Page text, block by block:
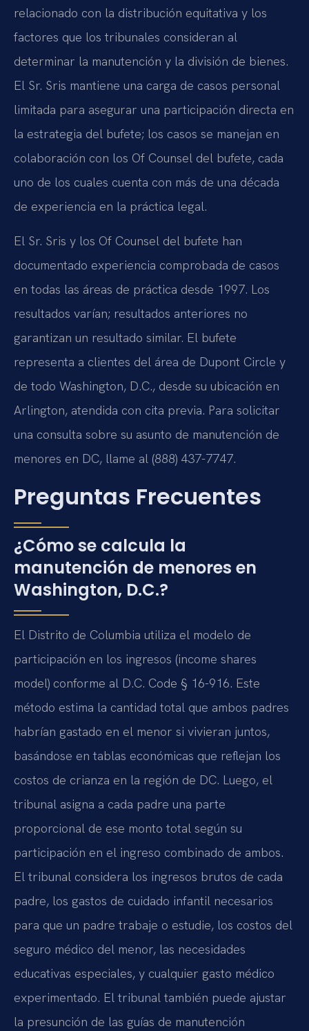
relacionado con la distribución equitativa y los
factores que los tribunales consideran al
determinar la manutención y la división de bienes.
El Sr. Sris mantiene una carga de casos personal
limitada para asegurar una participación directa en
la estrategia del bufete; los casos se manejan en
colaboración con los Of Counsel del bufete, cada
uno de los cuales cuenta con más de una década
de experiencia en la práctica legal.
El Sr. Sris y los Of Counsel del bufete han
documentado experiencia comprobada de casos
en todas las áreas de práctica desde 1997. Los
resultados varían; resultados anteriores no
garantizan un resultado similar. El bufete
representa a clientes del área de Dupont Circle y
de todo Washington, D.C., desde su ubicación en
Arlington, atendida con cita previa. Para solicitar
una consulta sobre su asunto de manutención de
menores en DC, llame al (888) 437-7747.
Preguntas Frecuentes
¿Cómo se calcula la
manutención de menores en
Washington, D.C.?
El Distrito de Columbia utiliza el modelo de
participación en los ingresos (income shares
model) conforme al D.C. Code § 16-916. Este
método estima la cantidad total que ambos padres
habrían gastado en el menor si vivieran juntos,
basándose en tablas económicas que reflejan los
costos de crianza en la región de DC. Luego, el
tribunal asigna a cada padre una parte
proporcional de ese monto total según su
participación en el ingreso combinado de ambos.
El tribunal considera los ingresos brutos de cada
padre, los gastos de cuidado infantil necesarios
para que un padre trabaje o estudie, los costos del
seguro médico del menor, las necesidades
educativas especiales, y cualquier gasto médico
experimentado. El tribunal también puede ajustar
la presunción de las guías de manutención